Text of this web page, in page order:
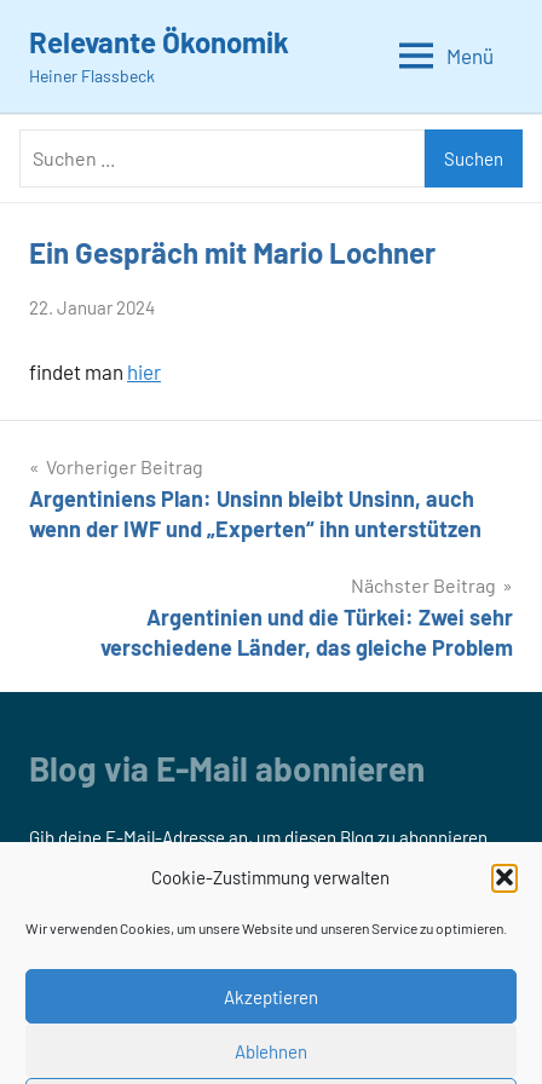
Cookie-Zustimmung verwalten
Wir verwenden Cookies, um unsere Website und unseren Service zu optimieren.
Akzeptieren
Ablehnen
Inhalt
springen
Relevante Ökonomik
Heiner Flassbeck
Menü
Suchen
Allgemein
Ein Gespräch mit Mario Lochner
von
Flassbeck
22. Januar 2024
findet man hier
Beitragsnavigation
Vorheriger Beitrag
Argentiniens Plan: Unsinn bleibt Unsinn, auch
wenn der IWF und „Experten“ ihn unterstützen
Nächster Beitrag
Argentinien und die Türkei: Zwei sehr
verschiedene Länder, das gleiche Problem
Blog via E-Mail abonnieren
Gib deine E-Mail-Adresse an, um diesen Blog zu abonnieren
und Benachrichtigungen über neue Beiträge via E-Mail zu
Adresse